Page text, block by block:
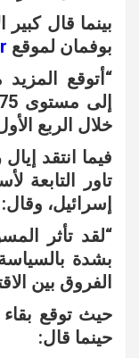
بينما قال
بوفمان لموقع
“أتوقع
خلال الربع الأول
فيما انتقد
تاور التابعة
إسرائيل، وقال:
“لقد تأثر
بشدة
الفروق بين
حيث توقع بقاء
حينما قال: